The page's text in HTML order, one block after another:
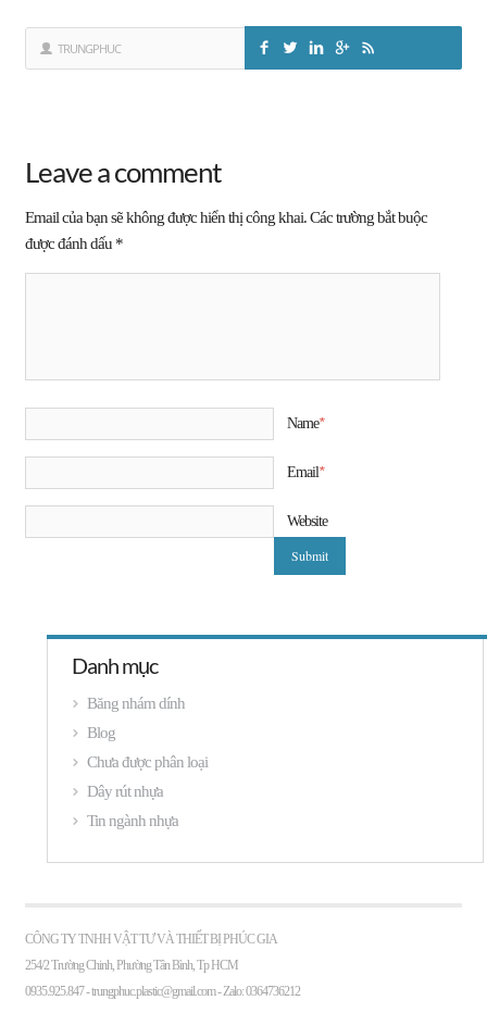
TRUNGPHUC
Leave a comment
Email của bạn sẽ không được hiển thị công khai.Các trường bắt buộc
được đánh dấu *
Name*
Email*
Website
Danh mục
Băng nhám dính
Blog
Chưa được phân loại
Dây rút nhựa
Tin ngành nhựa
CÔNG TY TNHH VẬT TƯ VÀ THIẾT BỊ PHÚC GIA
254/2 Trường Chinh, Phường Tân Bình, Tp HCM
0935.925.847 -trungphuc.plastic@gmail.com- Zalo: 0364736212